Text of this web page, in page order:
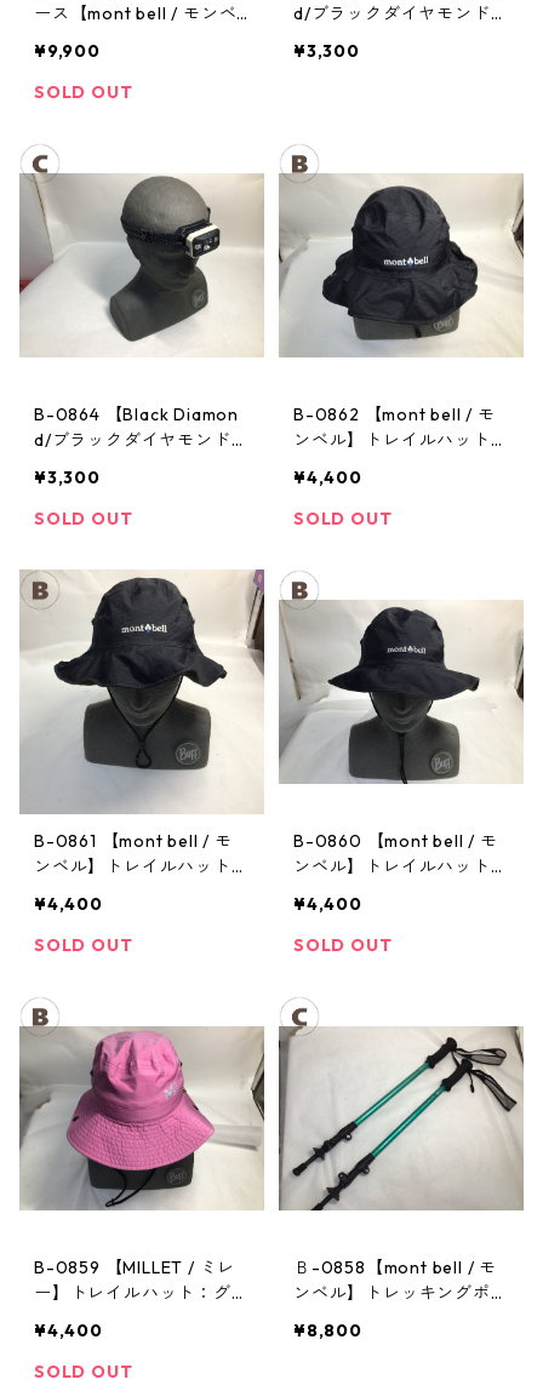
ース【mont bell / モンベ
ジャケット： レディース
¥9,900
SOLD OUT
d/ブラックダイヤモンド】
¥3,300
B-0864 【Black Diamon
d/ブラックダイヤモンド】
¥3,300
SOLD OUT
B-0862 【mont bell / モ
ンベル】トレイルハット：
ハット Men's ブラック Lサ
イズ
¥4,400
SOLD OUT
B-0861 【mont bell / モ
ンベル】トレイルハット：
ハット Men's ブラック Lサ
イズ
¥4,400
SOLD OUT
B-0860 【mont bell / モ
ンベル】トレイルハット：
ハット Men's ブラック Lサ
イズ
¥4,400
SOLD OUT
B-0859 【MILLET / ミレ
ー】トレイルハット：グラ
ト ピンク Mサイズ
¥4,400
SOLD OUT
Ｂ-0858【mont bell / モ
ンベル】トレッキングポー
ロックアンチショック EN
¥8,800